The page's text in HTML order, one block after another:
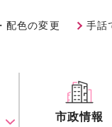
配色の変更 手話
市政情報